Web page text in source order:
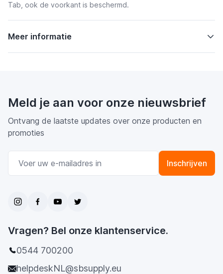
Tab, ook de voorkant is beschermd.
Meer informatie
Meld je aan voor onze nieuwsbrief
Ontvang de laatste updates over onze producten en
promoties
Inschrijven
Vragen? Bel onze klantenservice.
0544 700200
helpdeskNL@sbsupply.eu